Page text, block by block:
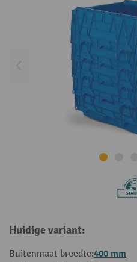
Huidige variant:
Buitenmaat breedte:400 mm